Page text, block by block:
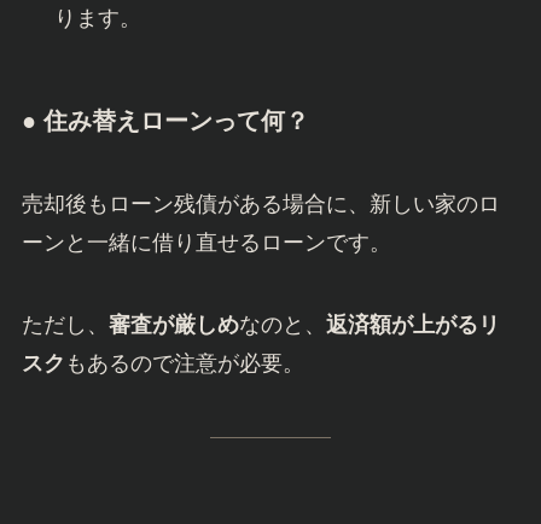
ります。
● 住み替えローンって何？
売却後もローン残債がある場合に、新しい家のロ
ーンと一緒に借り直せるローンです。
ただし、 審査が厳しめなのと、 返済額が上がるリ
スク もあるので注意が必要。